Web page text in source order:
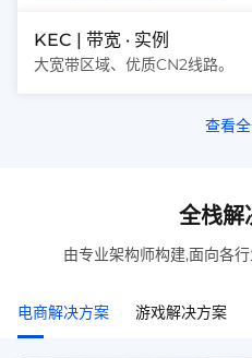
KEC | 带宽 · 实例
大宽带区域、优质CN2线路。
查看
全栈解
由专业架构师构建,面向各
电商解决方案 游戏解决方案